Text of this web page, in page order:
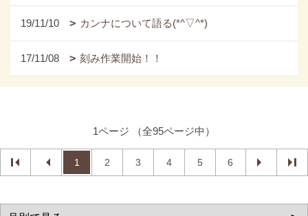
19/11/10 カンナについて語る(*^▽^*)
17/11/08 刻み作業開始！！
1ページ （全95ページ中）
1 2 3 4 5 6